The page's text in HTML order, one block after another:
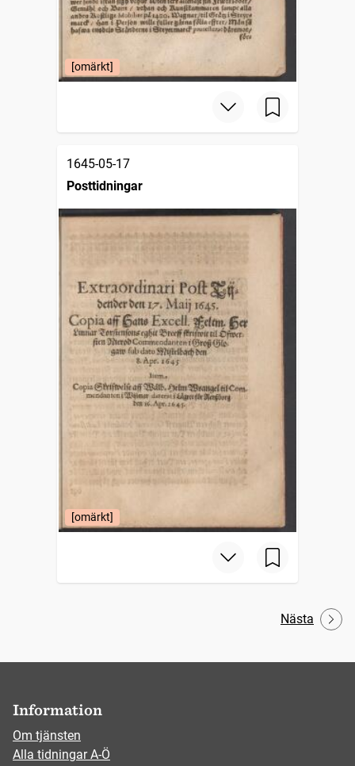
[omärkt]
1645-05-17
Posttidningar
[omärkt]
Nästa
Information
Om tjänsten
Alla tidningar A-Ö